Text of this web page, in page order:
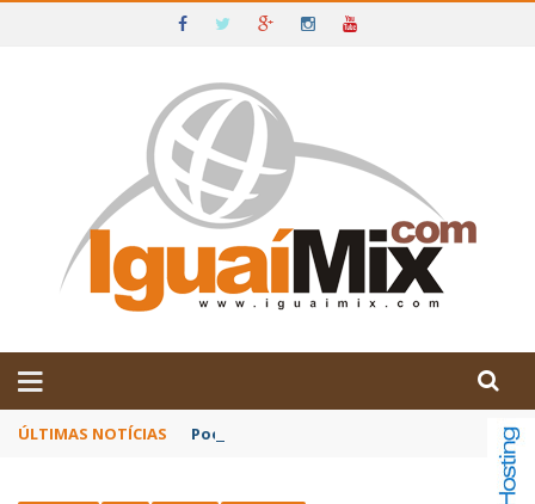
IGUAÍ E SUDOESTE DA BAHIA
ÚLTIMAS NOTÍCIAS Poetas baianos representam o Brasil no